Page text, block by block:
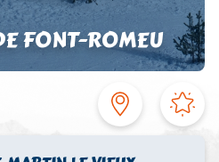
FONT-ROMEU